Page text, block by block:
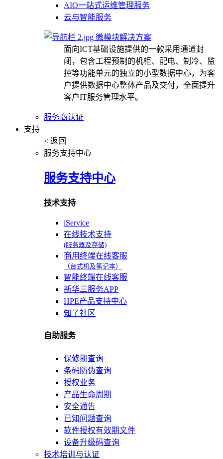
AIO一站式运维管理服务
云与智能服务
微模块解决方案
面向ICT基础设施提供的一款采用通道封
闭，包含工程预制的机柜、配电、制冷、监
控等功能单元的独立的小型数据中心，为客
户提供数据中心整体产品及交付，全面提升
客户IT服务管理水平。
服务商认证
支持
< 返回
服务支持中心
服务支持中心
技术支持
iService
在线技术支持
(服务器及存储)
商用终端在线客服
（台式机及笔记本）
智能终端在线客服
新华三服务APP
HPE产品支持中心
知了社区
自助服务
保修期查询
条码防伪查询
授权业务
产品生命周期
安全通告
已知问题查询
软件授权有效期文件
设备升级码查询
技术培训与认证